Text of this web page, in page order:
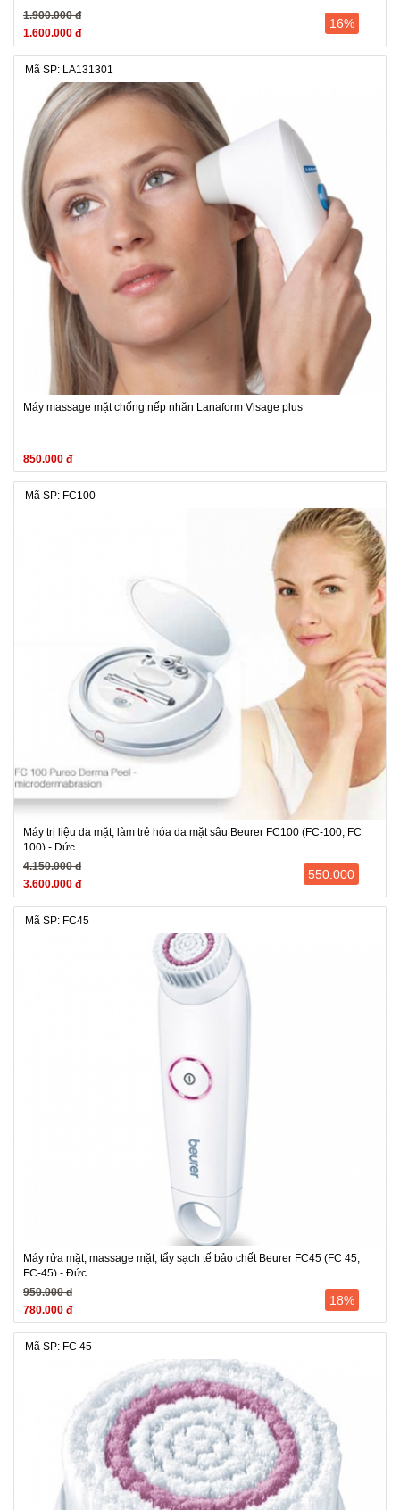
1.900.000 đ
1.600.000 đ
16%
Mã SP: LA131301
Máy massage mặt chống nếp nhăn Lanaform Visage plus
850.000 đ
Mã SP: FC100
Máy trị liệu da mặt, làm trẻ hóa da mặt sâu Beurer FC100 (FC-100, FC
100) - Đức
4.150.000 đ
3.600.000 đ
550.000
Mã SP: FC45
Máy rửa mặt, massage mặt, tẩy sạch tế bảo chết Beurer FC45 (FC 45,
FC-45) - Đức
950.000 đ
780.000 đ
18%
Mã SP: FC 45